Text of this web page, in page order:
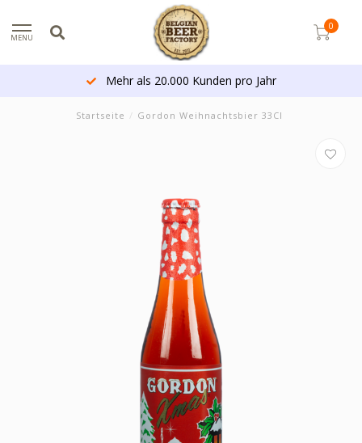
MENU
0
Mehr als 20.000 Kunden pro Jahr
Startseite / Gordon Weihnachtsbier 33Cl